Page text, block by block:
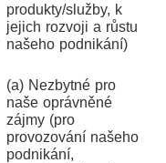
produkty/služby, k
jejich rozvoji a růstu
našeho podnikání)
(a) Nezbytné pro
naše oprávněné
zájmy (pro
provozování našeho
podnikání,